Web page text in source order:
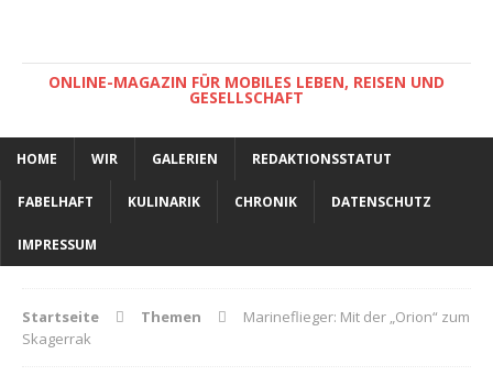
ONLINE-MAGAZIN FÜR MOBILES LEBEN, REISEN UND
GESELLSCHAFT
HOME WIR GALERIEN REDAKTIONSSTATUT
FABELHAFT KULINARIK CHRONIK DATENSCHUTZ
IMPRESSUM
Startseite Themen
Marineflieger: Mit der „Orion“ zum
Skagerrak